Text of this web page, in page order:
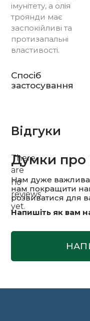
імунітету, а олія
троянди має
заспокійливі та
протизапальні
властивості.
Спосіб
застосування
Відгуки
There
are
no
reviews
yet.
Думки про
Нам дуже
нам покращити
розвиватися для
Напишіть як вам